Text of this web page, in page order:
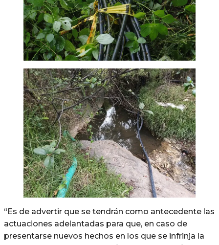
“Es de advertir que se tendrán como antecedente las
actuaciones adelantadas para que, en caso de
presentarse nuevos hechos en los que se infrinja la